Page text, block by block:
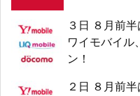
３日 ８月前
ワイモバイル
ン！
２日 ８月前